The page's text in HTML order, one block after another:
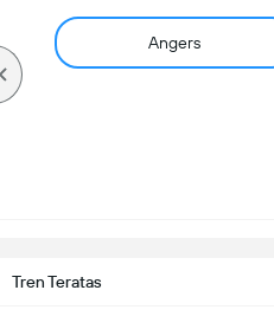
Angers
Tren Teratas